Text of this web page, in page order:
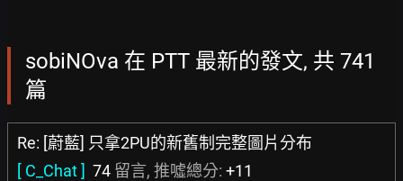
sobiNOva 在 PTT 最新的發文, 共 741
篇
Re: [蔚藍] 只拿2PU的新舊制完整圖片分布
[ C_Chat ] 74 留言, 推噓總分: +11